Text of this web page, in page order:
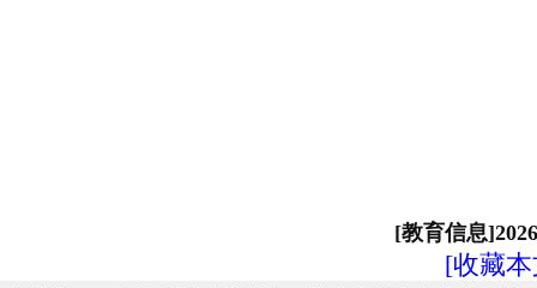
[教育信息
[收藏